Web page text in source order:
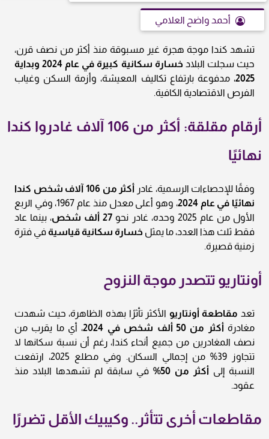
أحمد واضح العلامي
تشهد كندا موجة هجرة غير مسبوقة منذ أكثر من نصف قرن،
حيث سجلت البلاد
خسارة سكانية كبيرة في عام 2024 وبداية
2025، مدفوعة بارتفاع تكاليف المعيشة، وأزمة السكن وغياب
الفرص الاقتصادية الكافية.
أرقام مقلقة: أكثر من 106 آلاف غادروا كندا
نهائيًا
وفقًا للإحصاءات الرسمية، غادر
أكثر من 106 آلاف شخص كندا
نهائيًا في عام 2024
، وهو أعلى معدل منذ عام 1967، وفي الربع
الأول من عام 2025 وحده، غادر نحو
27 ألف شخص
، بينما عاد
فقط ثلث هذا العدد، ما يمثل خسارة سكانية قياسيةفي فترة
زمنية قصيرة.
أونتاريو تتصدر موجة النزوح
تعد مقاطعة أونتاريو الأكثر تأثرًا بهذه الظاهرة، حيث شهدت
مغادرة أكثر من 50 ألف شخص في 2024
، أي ما يقرب من
نصف المغادرين من جميع أنحاء كندا، رغم أن نسبة سكانها لا
تتجاوز 39% من إجمالي السكان. وفي مطلع 2025، ارتفعت
النسبة إلى أكثر من 50%
في سابقة لم تشهدها البلاد منذ
عقود.
مقاطعات أخرى تتأثر.. وكيبيك الأقل تضررًا